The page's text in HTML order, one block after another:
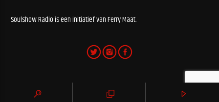
Soulshow Radio is een initiatief van Ferry Maat.